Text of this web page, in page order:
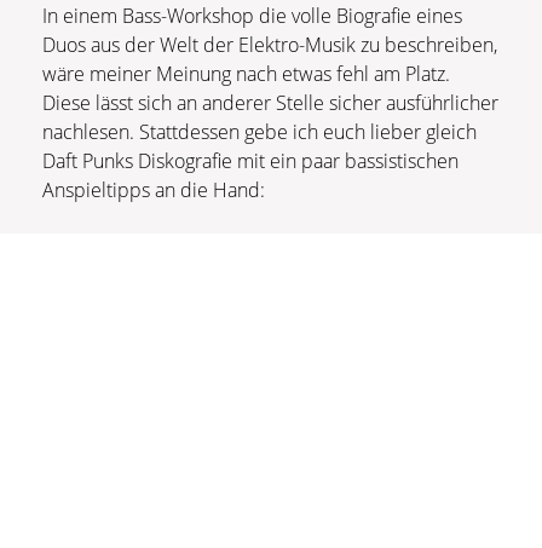
In einem Bass-Workshop die volle Biografie eines
Duos aus der Welt der Elektro-Musik zu beschreiben,
wäre meiner Meinung nach etwas fehl am Platz.
Diese lässt sich an anderer Stelle sicher ausführlicher
nachlesen. Stattdessen gebe ich euch lieber gleich
Daft Punks Diskografie mit ein paar bassistischen
Anspieltipps an die Hand: